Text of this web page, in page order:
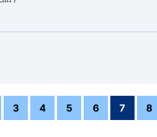
3 4 5 6 7 8